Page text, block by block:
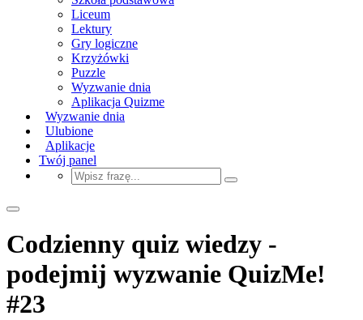
Liceum
Lektury
Gry logiczne
Krzyżówki
Puzzle
Wyzwanie dnia
Aplikacja Quizme
Wyzwanie dnia
Ulubione
Aplikacje
Twój panel
Codzienny quiz wiedzy -
podejmij wyzwanie QuizMe!
#23